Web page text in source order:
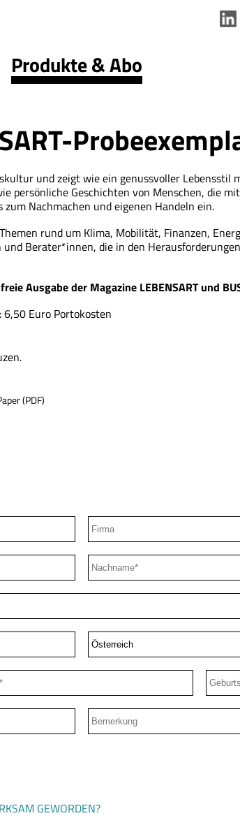
Produkte & Abo
und zeigt wie ein genussvoller
persönliche Geschichten von Menschen, die
Nachmachen und eigenen Handeln ein.
rund um Klima, Mobilität, Finanzen,
Berater*innen, die in den
Ausgabe der Magazine LEBENSART und
Euro Portokosten
(PDF)
GEWORDEN?